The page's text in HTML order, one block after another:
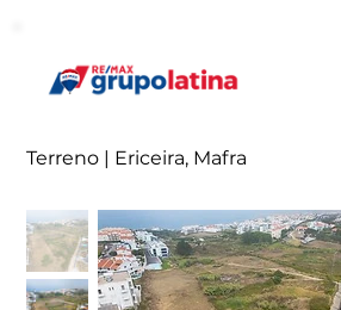
Terreno | Ericeira, Mafra